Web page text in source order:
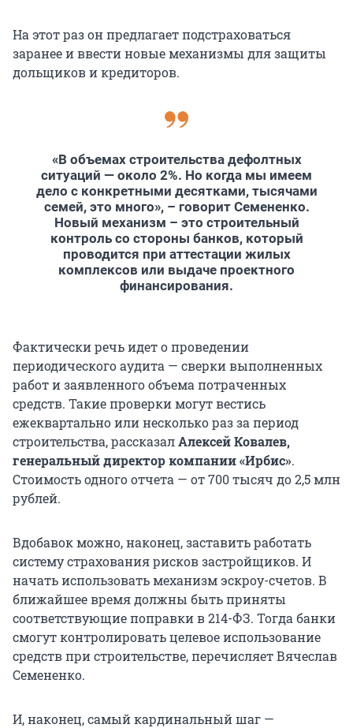
На этот раз он предлагает подстраховаться
заранее и ввести новые механизмы для защиты
дольщиков и кредиторов.
«В объемах строительства дефолтных
ситуаций — около 2%. Но когда мы имеем
дело с конкретными десятками, тысячами
семей, это много», – говорит Семененко.
Новый механизм – это строительный
контроль со стороны банков, который
проводится при аттестации жилых
комплексов или выдаче проектного
финансирования.
Фактически речь идет о проведении
периодического аудита — сверки выполненных
работ и заявленного объема потраченных
средств. Такие проверки могут вестись
ежеквартально или несколько раз за период
строительства, рассказалАлексей Ковалев,
генеральный директор компании «Ирбис».
Стоимость одного отчета — от 700 тысяч до 2,5 млн
рублей.
Вдобавок можно, наконец, заставить работать
систему страхования рисков застройщиков. И
начать использовать механизм эскроу-счетов. В
ближайшее время должны быть приняты
соответствующие поправки в 214-ФЗ. Тогда банки
смогут контролировать целевое использование
средств при строительстве, перечисляет Вячеслав
Семененко.
И, наконец, самый кардинальный шаг —